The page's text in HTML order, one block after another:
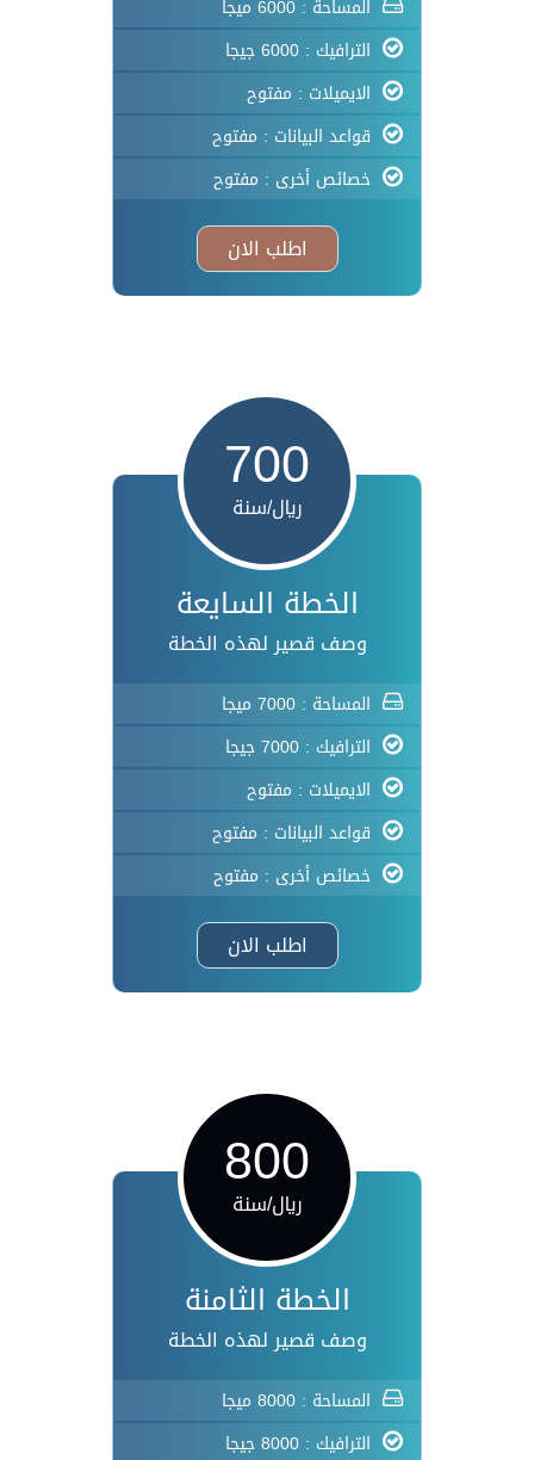
المساحة : 6000 ميجا
الترافيك : 6000 جيجا
الايميلات : مفتوح
قواعد البيانات : مفتوح
خصائص أخرى : مفتوح
اطلب الان
700
ريال/سنة
الخطة السايعة
وصف قصير لهذه الخطة
المساحة : 7000 ميجا
الترافيك : 7000 جيجا
الايميلات : مفتوح
قواعد البيانات : مفتوح
خصائص أخرى : مفتوح
اطلب الان
800
ريال/سنة
الخطة الثامنة
وصف قصير لهذه الخطة
المساحة : 8000 ميجا
الترافيك : 8000 جيجا